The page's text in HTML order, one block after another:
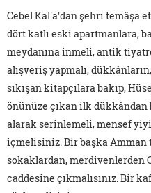
Cebel Kal'a'dan şehri temâşa
dört katlı eski apartmanlara,
meydanına inmeli, antik
alışveriş yapmalı,
sıkışan kitapçılara bakıp,
önünüze çıkan ilk
alarak serinlemeli, mensef
içmelisiniz. Bir başka Amman
sokaklardan, merdivenlerden
caddesine çıkmalısınız. Bir